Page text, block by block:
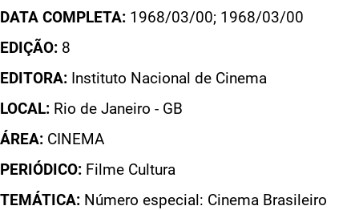
DATA COMPLETA: 1968/03/00; 1968/03/00
EDIÇÃO: 8
EDITORA: Instituto Nacional de Cinema
LOCAL: Rio de Janeiro - GB
ÁREA: CINEMA
PERIÓDICO: Filme Cultura
TEMÁTICA: Número especial: Cinema Brasileiro